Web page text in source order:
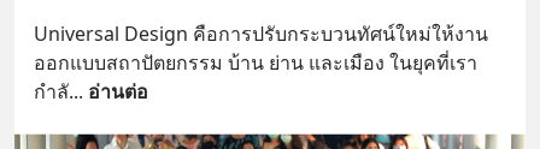
Universal Design คือการปรับกระบวนทัศน์ใหม่ให้งาน
ออกแบบสถาปัตยกรรม บ้าน ย่าน และเมือง ในยุคที่เรา
กำลั... อ่านต่อ